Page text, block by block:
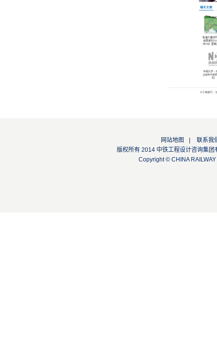
网站地图
联系我
版权所有 2014 中铁工程设计咨询
Copyright © CHINA